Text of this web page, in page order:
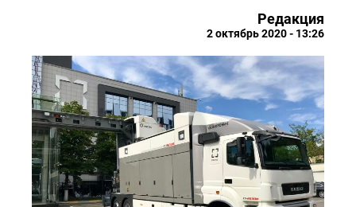
Редакция
2 октябрь 2020 - 13:26